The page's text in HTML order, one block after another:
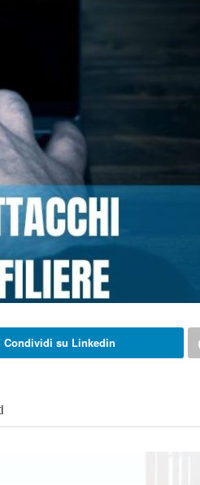
Condividi su Linkedin